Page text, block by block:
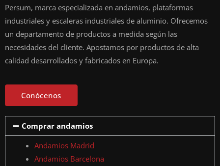
Persum, marca especializada en andamios, plataformas
industriales y escaleras industriales de aluminio. Ofrecemos
un departamento de productos a medida según las
necesidades del cliente. Apostamos por productos de alta
calidad desarrollados y fabricados en Europa.
Conócenos
Comprar andamios
Andamios Madrid
Andamios Barcelona